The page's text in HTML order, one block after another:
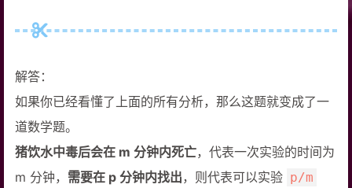
解答：
如果你已经看懂了上面的所有分析，那么这题就变成了一
道数学题。
猪饮水中毒后会在 m 分钟内死亡，代表一次实验的时间为
m 分钟， 需要在 p 分钟内找出，则代表可以实验 p/m